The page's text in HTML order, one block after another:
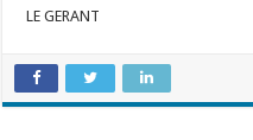
LE GERANT